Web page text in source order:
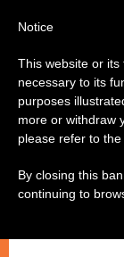
بولس،
فريسي
Notice
This website or
necessary to its
purposes
more or withdraw
please refer to the
By closing this
continuing to